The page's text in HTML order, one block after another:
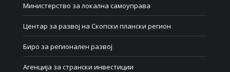
Министерство за локална самоуправа
Центар за развој на Скопски плански регион
Биро за регионален развој
Агенција за странски инвестиции